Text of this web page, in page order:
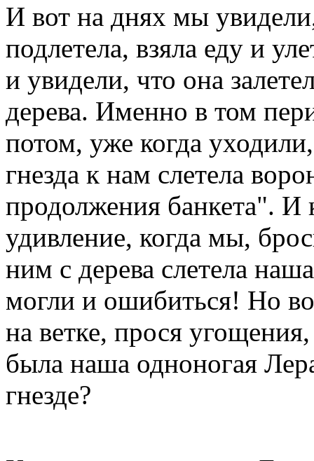
И вот на днях мы
подлетела, взяла еду и
и увидели, что она
дерева. Именно в том
потом, уже когда
гнезда к нам слетела
продолжения банкета".
удивление, когда мы,
ним с дерева слетела
могли и ошибиться! Но
на ветке, прося
была наша одноногая
гнезде?